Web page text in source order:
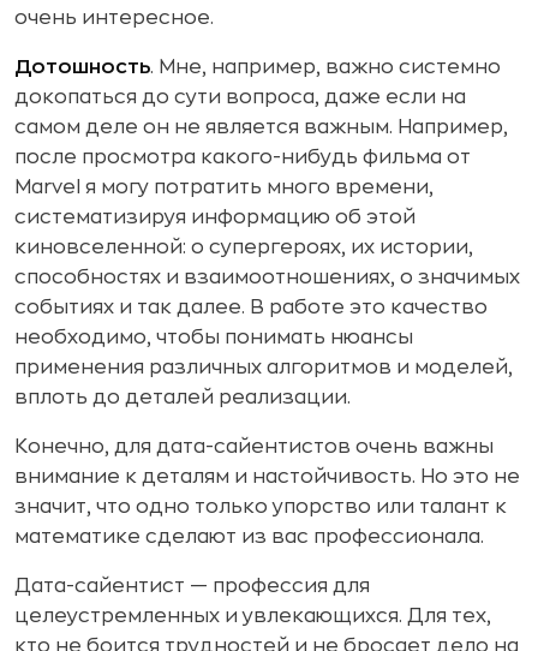
очень интересное.
Дотошность. Мне, например, важно системно
докопаться до сути вопроса, даже если на
самом деле он не является важным. Например,
после просмотра какого-нибудь фильма от
Marvel я могу потратить много времени,
систематизируя информацию об этой
киновселенной: о супергероях, их истории,
способностях и взаимоотношениях, о значимых
событиях и так далее. В работе это качество
необходимо, чтобы понимать нюансы
применения различных алгоритмов и моделей,
вплоть до деталей реализации.
Конечно, для дата-сайентистов очень важны
внимание к деталям и настойчивость. Но это не
значит, что одно только упорство или талант к
математике сделают из вас профессионала.
Дата-сайентист — профессия для
целеустремленных и увлекающихся. Для тех,
кто не боится трудностей и не бросает дело на